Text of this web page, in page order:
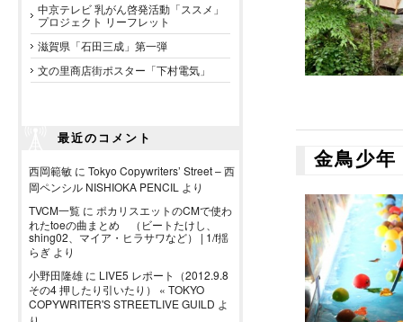
中京テレビ 乳がん啓発活動「ススメ」
プロジェクト リーフレット
滋賀県「石田三成」第一弾
文の里商店街ポスター「下村電気」
最近のコメント
西岡範敏 に Tokyo Copywriters’ Street – 西
岡ペンシル NISHIOKA PENCIL より
TVCM一覧 に ポカリスエットのCMで使わ
れたtoeの曲まとめ （ビートたけし、
shing02、マイア・ヒラサワなど） | 1/f揺
らぎ より
小野田隆雄 に LIVE5 レポート（2012.9.8
その4 押したり引いたり） « TOKYO
COPYWRITER'S STREETLIVE GUILD よ
金鳥少年